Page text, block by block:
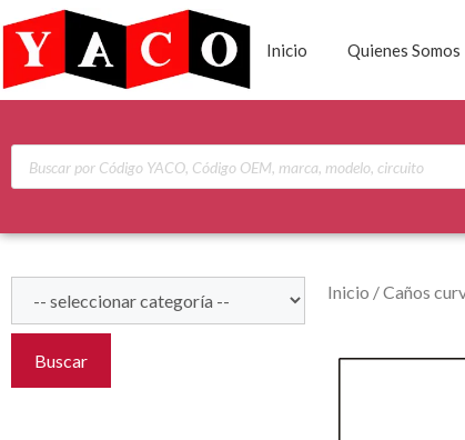
Inicio Quienes Somos
Buscar
Inicio /Caños